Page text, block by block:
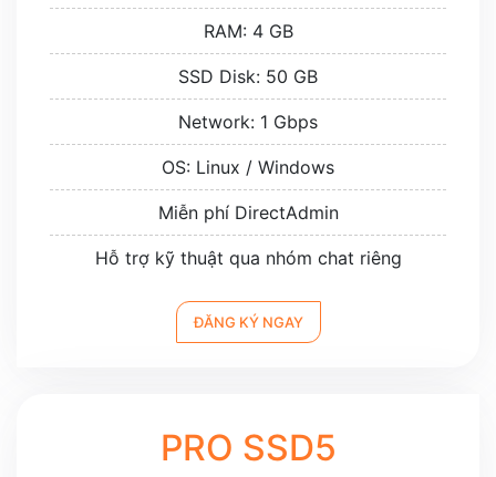
RAM: 4 GB
SSD Disk: 50 GB
Network: 1 Gbps
OS: Linux / Windows
Miễn phí DirectAdmin
Hỗ trợ kỹ thuật qua nhóm chat riêng
ĐĂNG KÝ NGAY
PRO SSD5